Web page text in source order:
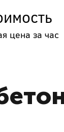
цена за час